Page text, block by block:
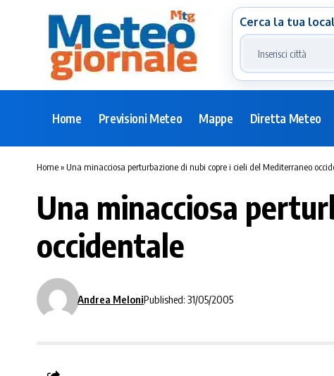
Cerca la tua
Home Previsioni Meteo Mappe Diretta Meteo
Home»Una minacciosa perturbazione di nubi copre i cieli del Mediterraneo
Una minacciosa
occidentale
Andrea MeloniPublished: 31/05/2005